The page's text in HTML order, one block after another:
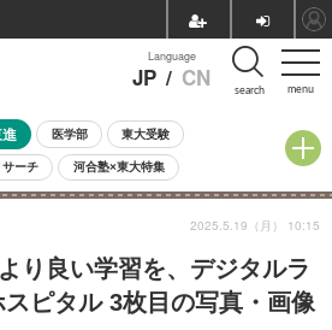
menu
Language
JP / CN search
進 医学部 東大受験
サーチ 河合塾×東大特集
験 中学受験 小学校受験
立高校 過去問 人気記事
自由研究教材（中学生向け） ランキング
り良い学習を、デジタルラ
ピタル 3枚目の写真・画像
2025.5.19（月） 10:15